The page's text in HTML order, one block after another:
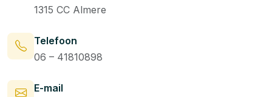
1315 CC Almere
Telefoon
06 – 41810898
E-mail